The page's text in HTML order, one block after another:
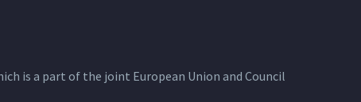
is a part of the joint European Union and Council